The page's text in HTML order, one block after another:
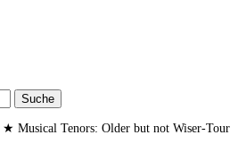
Suche
★ Musical Tenors: Older but not Wiser-Tour